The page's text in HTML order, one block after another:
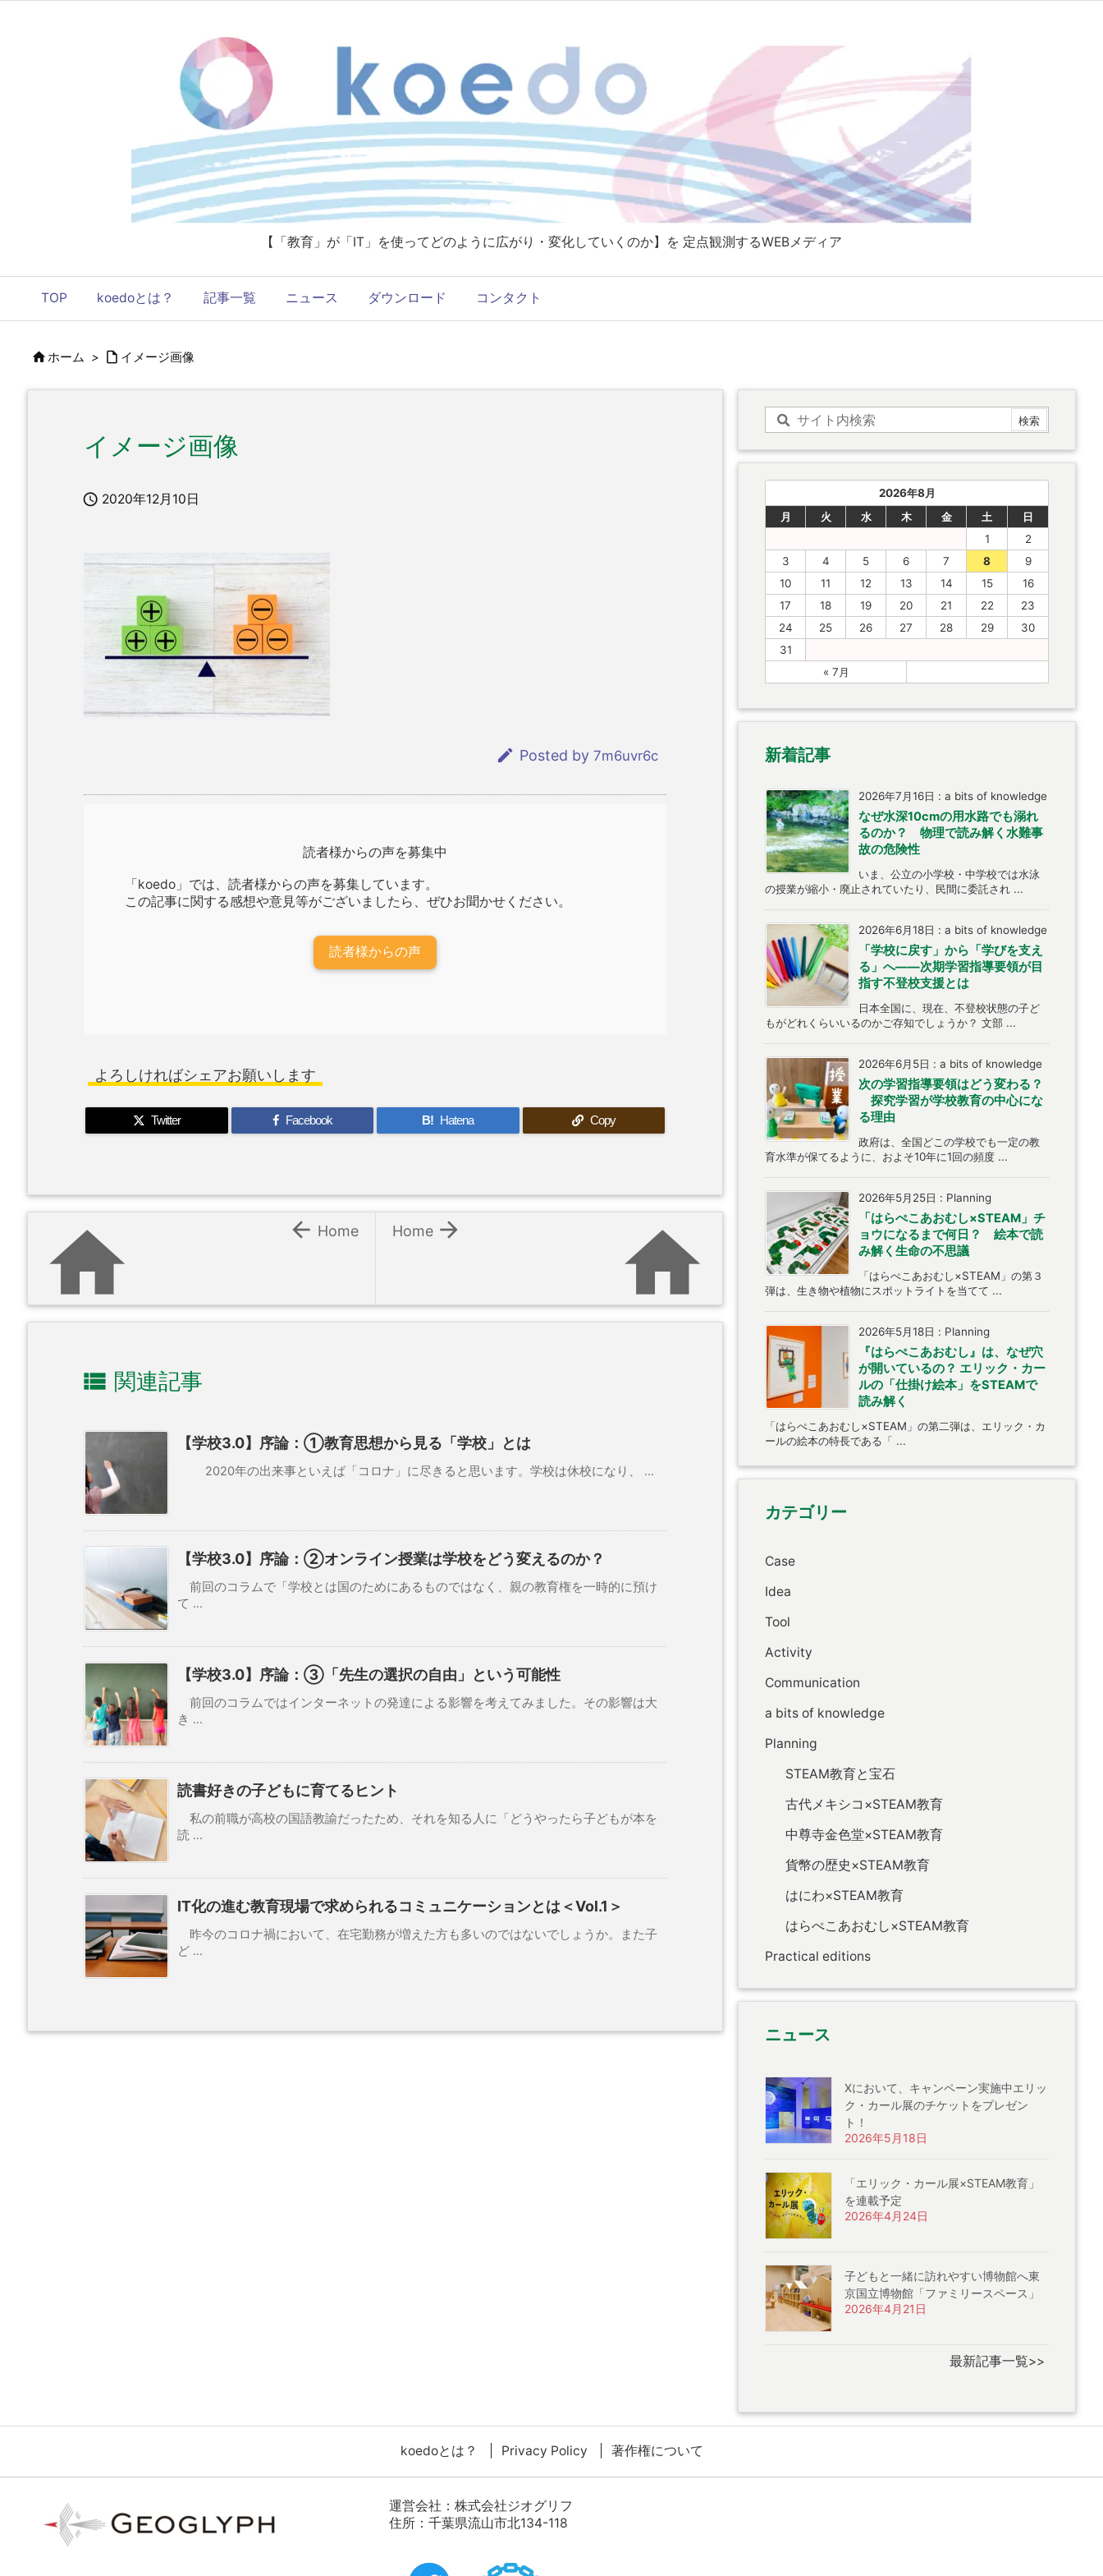
【「教育」が「IT」を使ってどのように広がり・変化していくのか】を 定点観測するWEBメディア
TOP koedoとは？ 記事一覧 ニュース ダウンロード コンタクト
ホーム >  イメージ画像
イメージ画像
 2020年12月10日
 Posted by 7m6uvr6c
読者様からの声を募集中
「koedo」では、読者様からの声を募集しています。
この記事に関する感想や意見等がございましたら、ぜひお聞かせください。
読者様からの声
よろしければシェアお願いします
Twitter Facebook B! Hatena Copy


Home
  Home
 関連記事
【学校3.0】序論：①教育思想から見る「学校」とは
2020年の出来事といえば「コロナ」に尽きると思います。学校は休校になり、 ...
【学校3.0】序論：②オンライン授業は学校をどう変えるのか？
前回のコラムで「学校とは国のためにあるものではなく、親の教育権を一時的に預け
て ...
【学校3.0】序論：③「先生の選択の自由」という可能性
前回のコラムではインターネットの発達による影響を考えてみました。その影響は大
き ...
読書好きの子どもに育てるヒント
私の前職が高校の国語教諭だったため、それを知る人に「どうやったら子どもが本を
読 ...
IT化の進む教育現場で求められるコミュニケーションとは＜Vol.1＞
昨今のコロナ禍において、在宅勤務が増えた方も多いのではないでしょうか。また子
ど ...
2026年8月
月
火 水 木 金 土
日
1
2
3
4 5 6 7 8
9
10
11 12 13 14 15
16
17
18 19 20 21 22
23
24
25 26 27 28 29
30
31
« 7月
新着記事
2026年7月16日 : a bits of knowledge
なぜ水深10cmの用水路でも溺れ
るのか？ 物理で読み解く水難事
故の危険性
いま、公立の小学校・中学校では水泳
の授業が縮小・廃止されていたり、民間に委託され ...
2026年6月18日 : a bits of knowledge
「学校に戻す」から「学びを支え
る」へ――次期学習指導要領が目
指す不登校支援とは
日本全国に、現在、不登校状態の子ど
もがどれくらいいるのかご存知でしょうか？ 文部 ...
2026年6月5日 : a bits of knowledge
次の学習指導要領はどう変わる？
探究学習が学校教育の中心にな
る理由
政府は、全国どこの学校でも一定の教
育水準が保てるように、およそ10年に1回の頻度 ...
2026年5月25日 : Planning
「はらぺこあおむし×STEAM」チ
ョウになるまで何日？ 絵本で読
み解く生命の不思議
「はらぺこあおむし×STEAM」の第３
弾は、生き物や植物にスポットライトを当てて ...
2026年5月18日 : Planning
『はらぺこあおむし』は、なぜ穴
が開いているの？ エリック・カー
ルの「仕掛け絵本」をSTEAMで
読み解く
「はらぺこあおむし×STEAM」の第二弾は、エリック・カ
ールの絵本の特長である「 ...
カテゴリー
Case
Idea
Tool
Activity
Communication
a bits of knowledge
Planning
STEAM教育と宝石
古代メキシコ×STEAM教育
中尊寺金色堂×STEAM教育
貨幣の歴史×STEAM教育
はにわ×STEAM教育
はらぺこあおむし×STEAM教育
Practical editions
ニュース
Xにおいて、キャンペーン実施中エリッ
ク・カール展のチケットをプレゼン
ト！
2026年5月18日
「エリック・カール展×STEAM教育」
を連載予定
2026年4月24日
子どもと一緒に訪れやすい博物館へ東
京国立博物館「ファミリースペース」
2026年4月21日
最新記事一覧>>
koedoとは？ Privacy Policy 著作権について
運営会社： 株式会社ジオグリフ
住所：千葉県流山市北134-118